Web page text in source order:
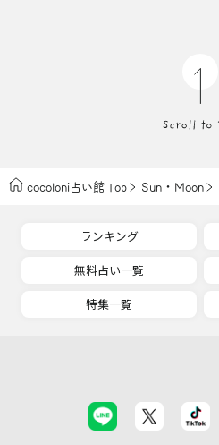
cocoloni占い館 Top Sun ・ Moon
ランキング
無料占い一覧
特集一覧